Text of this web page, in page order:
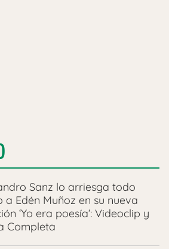
Sanz lo arriesga todo
a Edén Muñoz en su nueva
‘Yo era poesía’: Videoclip y
Completa